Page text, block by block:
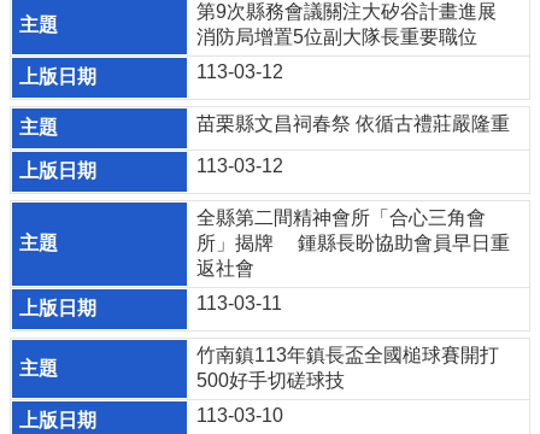
個
資
料
保
護
管
理
冊
訴
願
事
件
處
理
第9次縣務會議關注大矽谷計畫進展
消防局增置5位副大隊長重要職位
113-03-12
苗栗縣文昌祠春祭 依循古禮莊嚴隆重
113-03-12
全縣第二間精神會所「合心三角會
所」揭牌 鍾縣長盼協助會員早日重
返社會
113-03-11
竹南鎮113年鎮長盃全國槌球賽開打
500好手切磋球技
113-03-10